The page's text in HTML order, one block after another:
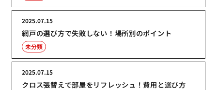
網戸の選び方で失敗しない！場所別のポイント
2025.07.15
未分類
クロス張替えで部屋をリフレッシュ！費用と選び方
2025.07.15